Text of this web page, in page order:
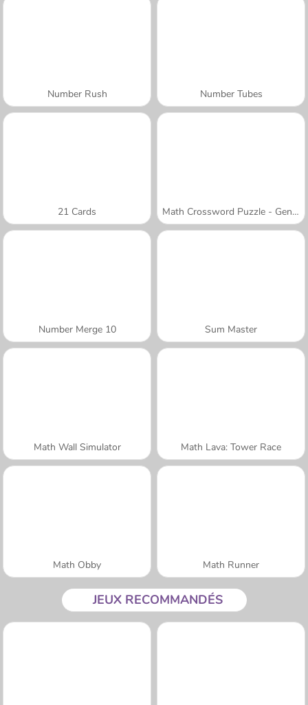
Number Rush Number Tubes
21 Cards Math Crossword Puzzle - Genius Edition
Number Merge 10 Sum Master
Math Wall Simulator Math Lava: Tower Race
Math Obby Math Runner
JEUX RECOMMANDÉS